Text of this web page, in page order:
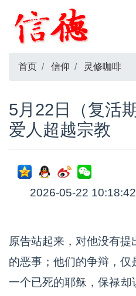
首页 信仰 灵修咖啡
5月22日（复活
爱人超越宗教
2026-05-22 10:18:42
原告站起来，对他没有
的恶事；他们的争辩，
一个已死的耶稣，保禄却